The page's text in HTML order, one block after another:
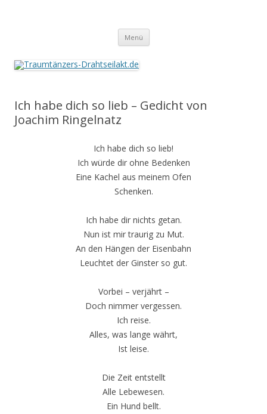
Menü Springe
Inhalt
Ich habe dich so lieb – Gedicht von
Joachim Ringelnatz
Ich habe dich so lieb!
Ich würde dir ohne Bedenken
Eine Kachel aus meinem Ofen
Schenken.
Ich habe dir nichts getan.
Nun ist mir traurig zu Mut.
An den Hängen der Eisenbahn
Leuchtet der Ginster so gut.
Vorbei – verjährt –
Doch nimmer vergessen.
Ich reise.
Alles, was lange währt,
Ist leise.
Die Zeit entstellt
Alle Lebewesen.
Ein Hund bellt.